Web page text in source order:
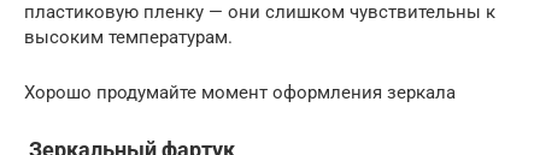
пластиковую пленку — они слишком чувствительны к
высоким температурам.
Хорошо продумайте момент оформления зеркала
Зеркальный фартук